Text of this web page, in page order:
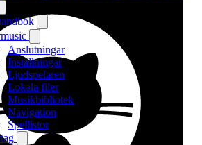
Anslutningar
Inställningar
Ljudspelaren
Lokala filer
Musikbibliotek
Navigation
Spellistor